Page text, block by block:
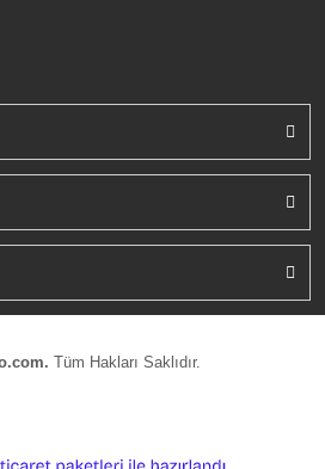
Tüm Hakları Saklıdır.